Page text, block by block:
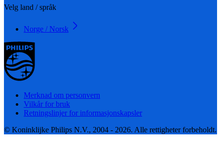
Velg land / språk
Norge / Norsk
Merknad om personvern
Vilkår for bruk
Retningslinjer for informasjonskapsler
© Koninklijke Philips N.V., 2004 - 2026. Alle rettigheter forbeholdt.